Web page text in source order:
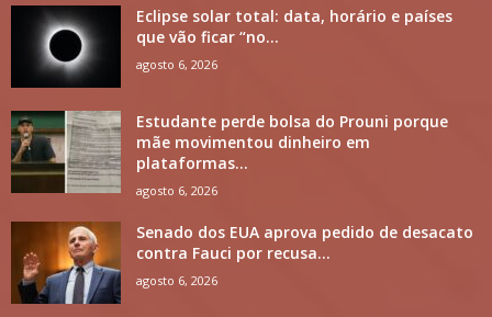
Eclipse solar total: data, horário e países
que vão ficar “no...
agosto 6, 2026
Estudante perde bolsa do Prouni porque
mãe movimentou dinheiro em
plataformas...
agosto 6, 2026
Senado dos EUA aprova pedido de desacato
contra Fauci por recusa...
agosto 6, 2026